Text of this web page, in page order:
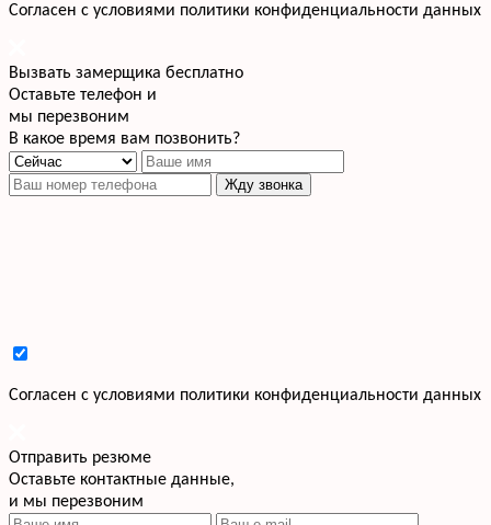
Cогласен с условиями политики конфиденциальности данных
Вызвать замерщика бесплатно
Оставьте телефон и
мы перезвоним
В какое время вам позвонить?
Жду звонка
Cогласен с условиями политики конфиденциальности данных
Отправить резюме
Оставьте контактные данные,
и мы перезвоним